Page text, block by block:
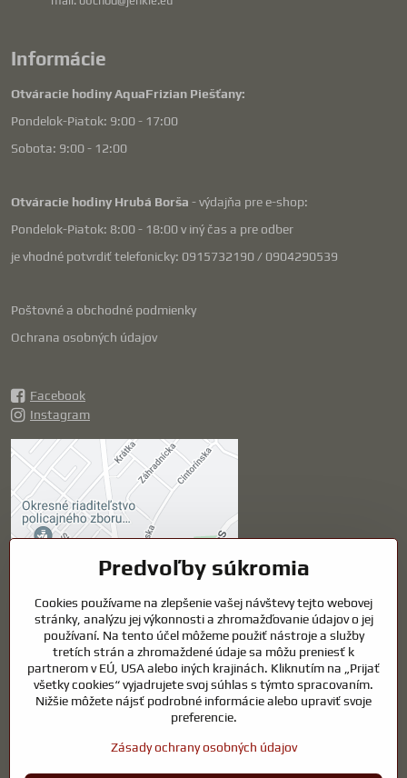
Informácie
Otváracie hodiny AquaFrizian Piešťany:
Pondelok-Piatok: 9:00 - 17:00
Sobota: 9:00 - 12:00
Otváracie hodiny Hrubá Borša - výdajňa pre e-shop:
Pondelok-Piatok: 8:00 - 18:00 v iný čas a pre odber
je vhodné potvrdiť telefonicky: 0915732190 / 0904290539
Poštovné a obchodné podmienky
Ochrana osobných údajov
Facebook
Instagram
Externý obsah je
blokovaný Voľbami
súkromia
Prajete si načítať externý obsah?
Povoliť tentokrát
Povoliť a zapamätať -
súhlas s druhom cookie:
Funkčné
Otvoriť obsah v novom okne
Predvoľby súkromia
Cookies používame na zlepšenie vašej návštevy tejto webovej
stránky, analýzu jej výkonnosti a zhromažďovanie údajov o jej
používaní. Na tento účel môžeme použiť nástroje a služby
tretích strán a zhromaždené údaje sa môžu preniesť k
partnerom v EÚ, USA alebo iných krajinách. Kliknutím na „Prijať
všetky cookies“ vyjadrujete svoj súhlas s týmto spracovaním.
Nižšie môžete nájsť podrobné informácie alebo upraviť svoje
preferencie.
Zásady ochrany osobných údajov